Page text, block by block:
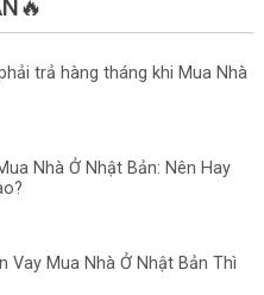
trả hàng tháng khi Mua Nhà
Nhà Ở Nhật Bản: Nên Hay
Vay Mua Nhà Ở Nhật Bản Thì